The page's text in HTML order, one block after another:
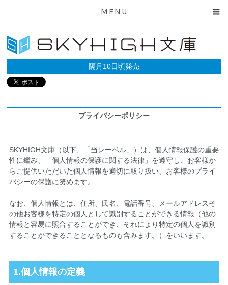
MENU
隔月10日頃発売
プライバシーポリシー
SKYHIGH文庫（以下、「当レーベル」）は、個人情報保護の重要
性に鑑み、「個人情報の保護に関する法律」を遵守し、お客様か
らご提供いただいた個人情報を適切に取り扱い、お客様のプライ
バシーの保護に努めます。
なお、個人情報とは、住所、氏名、電話番号、メールアドレスそ
の他お客様を特定の個人として識別することができる情報（他の
情報と容易に照合することができ、それにより特定の個人を識別
することができることとなるものも含みます。）をいいます。
1.個人情報の定義